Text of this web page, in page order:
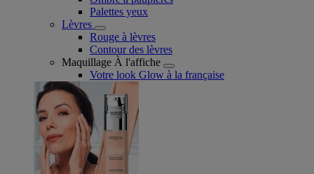
Palettes yeux
Lèvres
Rouge à lèvres
Contour des lèvres
Maquillage À l'affiche
Votre look Glow à la française